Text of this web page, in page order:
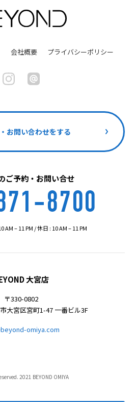
会社概要 プライバシーポリシー
お問い合わせをする
ご予約・お問い合せ
8700
– 11 PM / 休日 : 10 AM – 11 PM
大宮店
〒330-0802
大宮区宮町1-47 一番ビル3F
omiya.com
2021 BEYOND OMIYA